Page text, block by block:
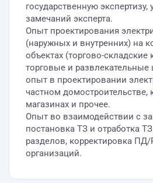
государственную экспертизу,
замечаний эксперта.
Опыт проектирования
(наружных и внутренних) на
объектах (торгово-
торговые и развлекательные
опыт в проектировании
частном домостроительстве,
магазинах и прочее.
Опыт во взаимодействии с
постановка ТЗ и отработка
разделов, корректировка
организаций.